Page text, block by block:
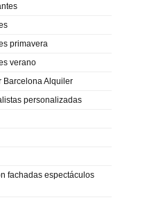
primavera
verano
Barcelona Alquiler
personalizadas
fachadas espectáculos